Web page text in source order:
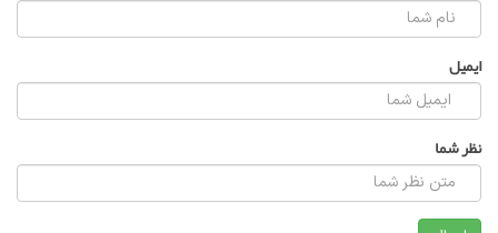
ایمیل
نظر شما